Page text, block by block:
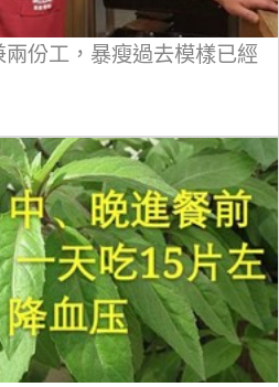
份工，暴瘦過去模樣已經